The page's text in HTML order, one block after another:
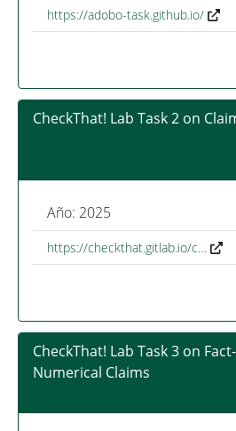
https://adobo-task.github.io/
CheckThat! Lab Task 2 on
Año: 2025
https://checkthat.gitlab.io/c…
CheckThat! Lab Task 3 on
Numerical Claims